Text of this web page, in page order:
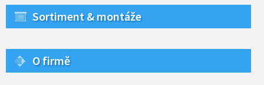
Sortiment & montáže
O firmě